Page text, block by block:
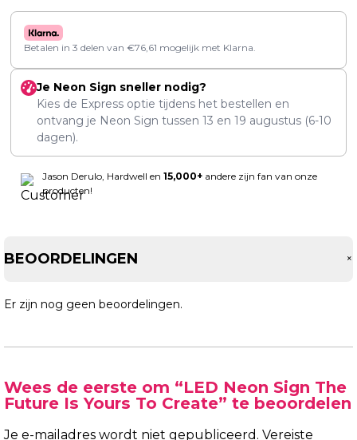
Betalen in 3 delen van €76,61 mogelijk met Klarna.
Je Neon Sign sneller nodig?
Kies de Express optie tijdens het bestellen en
ontvang je Neon Sign tussen 13 en 19 augustus (6-10
dagen).
Jason Derulo, Hardwell en 15,000+ andere zijn fan van onze
producten!
BEOORDELINGEN +
Er zijn nog geen beoordelingen.
Wees de eerste om “LED Neon Sign The
Future Is Yours To Create” te beoordelen
Je e-mailadres wordt niet gepubliceerd. Vereiste